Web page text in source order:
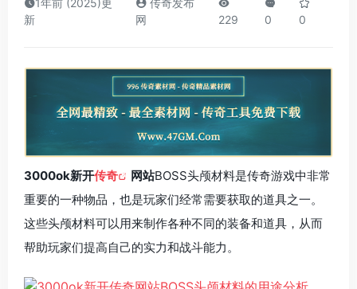
1年前 (2025)更
新
传奇发布
网
229 0 0
3000ok新开传奇 网站BOSS头颅材料是传奇游戏中非常
重要的一种物品，也是玩家们经常需要获取的道具之一。
这些头颅材料可以用来制作各种不同的装备和道具，从而
帮助玩家们提高自己的实力和战斗能力。